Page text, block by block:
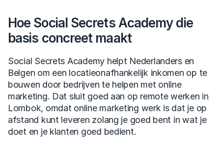
Hoe Social Secrets Academy die
basis concreet maakt
Social Secrets Academy helpt Nederlanders en
Belgen om een locatieonafhankelijk inkomen op te
bouwen door bedrijven te helpen met online
marketing. Dat sluit goed aan op remote werken in
Lombok, omdat online marketing werk is dat je op
afstand kunt leveren zolang je goed bent in wat je
doet en je klanten goed bedient.